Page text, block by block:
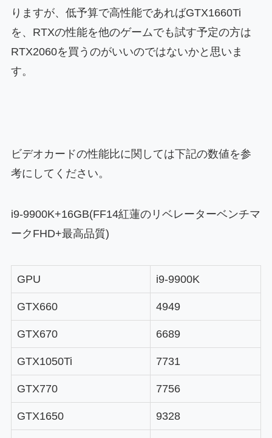
りますが、低予算で高性能であればGTX1660Ti
を、RTXの性能を他のゲームでも試す予定の方は
RTX2060を買うのがいいのではないかと思いま
す。
ビデオカードの性能比に関しては下記の数値を参
考にしてください。
i9-9900K+16GB(FF14紅蓮のリベレーターベンチマ
ークFHD+最高品質)
GPU i9-9900K
GTX660 4949
GTX670 6689
GTX1050Ti 7731
GTX770 7756
GTX1650 9328